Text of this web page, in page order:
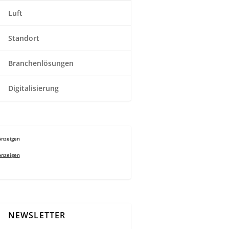
Luft
Standort
Branchenlösungen
Digitalisierung
NEWSLETTER